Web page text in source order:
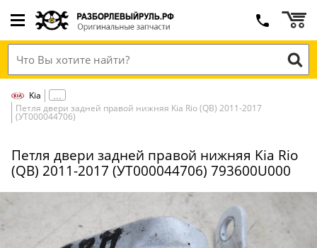
Kia
Петля двери задней правой нижняя Kia Rio (QB) 2011-2017
(УТ000044706)
Петля двери задней правой нижняя Kia Rio
(QB) 2011-2017 (УТ000044706) 793600U000